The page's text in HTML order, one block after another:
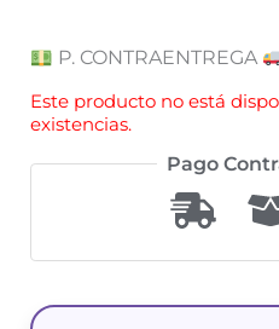
P. CONTRAENTREGA
Este producto no está
existencias.
Pago